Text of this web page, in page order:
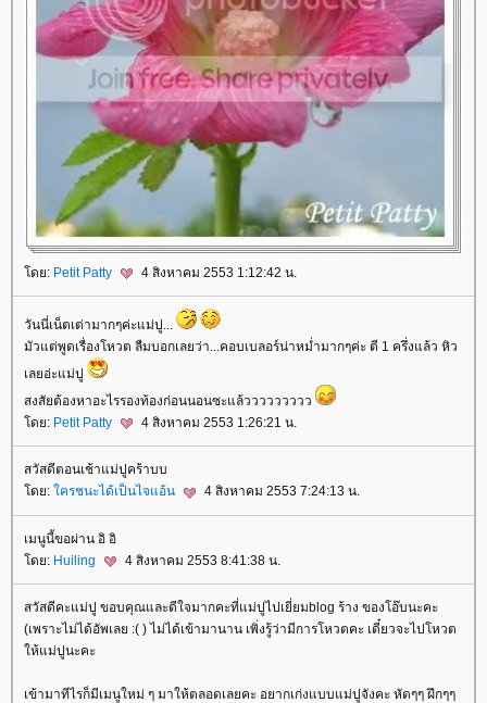
ดย: Petit Patty 4 สิงหาคม 2553 1:12:42 น.
วันนี่เน็ตเต่ามากๆค่ะแม่ปู...
มัวแต่พูดเรื่องโหวต ลืมบอกเลยว่า...คอบเบลอร์น่าหม่ำมากๆค่ะ ตี 1 ครึ่งแล้ว หิว
เลยอ่ะแม่ปู
สงสัยต้องหาอะไรรองท้องก่อนนอนซะแล้ววววววววว
ดย: Petit Patty 4 สิงหาคม 2553 1:26:21 น.
สวัสดีตอนเช้าแม่ปูคร้าบบ
ดย: ครชนะได้เป็นไจแอ้น 4 สิงหาคม 2553 7:24:13 น.
เมนูนี้ขอผ่าน อิ อิ
ดย: Huiling 4 สิงหาคม 2553 8:41:38 น.
สวัสดีคะแม่ปู ขอบคุณและดีใจมากคะที่แม่ปูไปเยี่ยมblog ร้าง ของโอ๊บนะคะ
(เพราะไม่ได้อัพเลย :( ) ไม่ได้เข้ามานาน เพิ่งรู้ว่ามีการโหวตคะ เดี๋ยวจะไปโหวต
ห้แม่ปูนะคะ
เข้ามาทีไรก็มีเมนูใหม่ ๆ มาให้ตลอดเลยคะ อยากเก่งแบบแม่ปูจังคะ หัดๆๆ ฝึกๆๆ